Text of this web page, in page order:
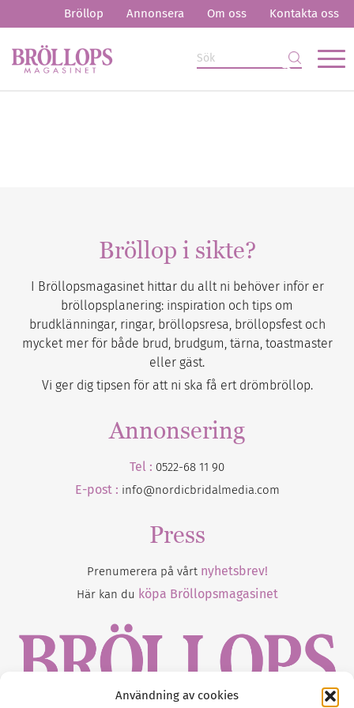
Användning av cookies
Bröllop Annonsera Om oss Kontakta oss
Bröllop i sikte?
I Bröllopsmagasinet hittar du allt ni behöver inför er
bröllopsplanering: inspiration och tips om
brudklänningar, ringar, bröllopsresa, bröllopsfest och
mycket mer för både brud, brudgum, tärna, toastmaster
eller gäst.
Vi ger dig tipsen för att ni ska få ert drömbröllop.
Annonsering
Tel : 0522-68 11 90
E-post : info@nordicbridalmedia.com
Press
Prenumerera på vårt nyhetsbrev!
Här kan du köpa Bröllopsmagasinet